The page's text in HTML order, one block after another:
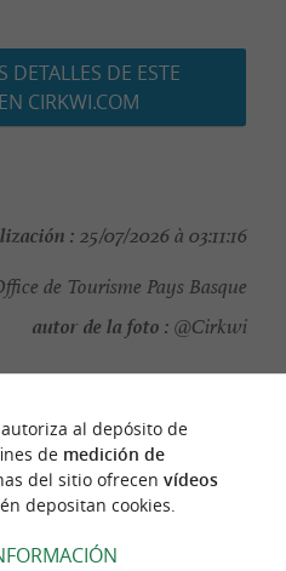
DETALLES DE ESTE
CIRKWI.COM
: 25/07/2026 à 03:11:16
de Tourisme Pays Basque
autor de la foto : @Cirkwi
ALREDEDOR
al depósito de
de medición de
del sitio ofrecen vídeos
depositan cookies.